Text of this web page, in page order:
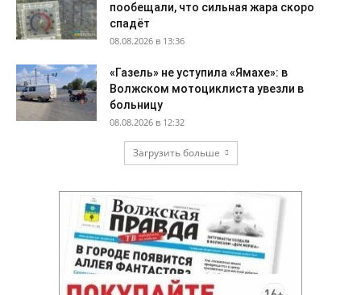
пообещали, что сильная жара скоро
спадёт
08.08.2026 в 13:36
«Газель» не уступила «Ямахе»: в
Волжском мотоциклиста увезли в
больницу
08.08.2026 в 12:32
Загрузить больше